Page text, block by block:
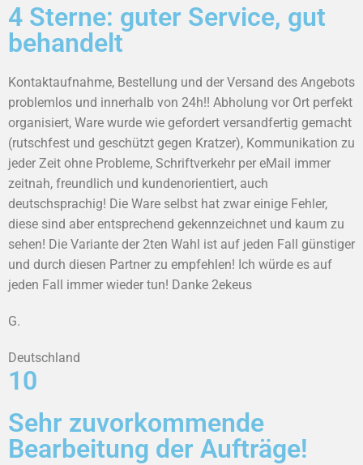
4 Sterne: guter Service, gut
behandelt
Kontaktaufnahme, Bestellung und der Versand des Angebots
problemlos und innerhalb von 24h!! Abholung vor Ort perfekt
organisiert, Ware wurde wie gefordert versandfertig gemacht
(rutschfest und geschützt gegen Kratzer), Kommunikation zu
jeder Zeit ohne Probleme, Schriftverkehr per eMail immer
zeitnah, freundlich und kundenorientiert, auch
deutschsprachig! Die Ware selbst hat zwar einige Fehler,
diese sind aber entsprechend gekennzeichnet und kaum zu
sehen! Die Variante der 2ten Wahl ist auf jeden Fall günstiger
und durch diesen Partner zu empfehlen! Ich würde es auf
jeden Fall immer wieder tun! Danke 2ekeus
G.
Deutschland
10
Sehr zuvorkommende
Bearbeitung der Aufträge!